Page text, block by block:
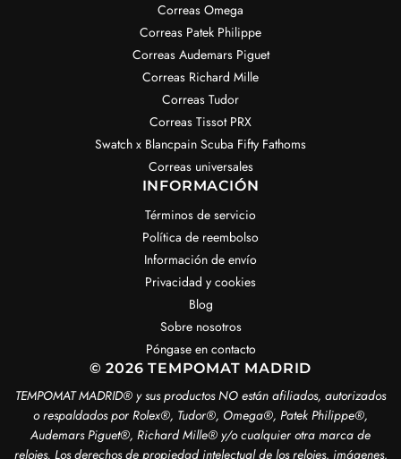
Correas Omega
Correas Patek Philippe
Correas Audemars Piguet
Correas Richard Mille
Correas Tudor
Correas Tissot PRX
Swatch x Blancpain Scuba Fifty Fathoms
Correas universales
INFORMACIÓN
Términos de servicio
Política de reembolso
Información de envío
Privacidad y cookies
Blog
Sobre nosotros
Póngase en contacto
© 2026 TEMPOMAT MADRID
TEMPOMAT MADRID®️ y sus productos NO están afiliados, autorizados
o respaldados por Rolex®️, Tudor®️, Omega®️, Patek Philippe®️,
Audemars Piguet®️, Richard Mille®️ y/o cualquier otra marca de
relojes. Los derechos de propiedad intelectual de los relojes, imágenes,